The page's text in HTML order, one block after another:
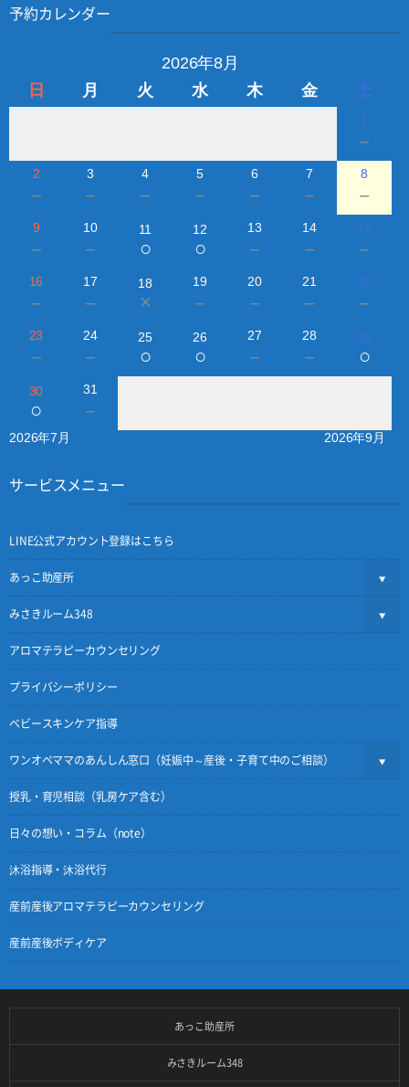
予約カレンダー
2026年8月
日
月 火 水 木 金 土
1
－
2
－
3
－
4
－
5
－
6
－
7
－
8
－
9
－
10
－
11
○
12
○
13
－
14
－
15
－
16
－
17
－
18
×
19
－
20
－
21
－
22
－
23
－
24
－
25
○
26
○
27
－
28
－
29
○
30
○
31
－
2026年7月 2026年9月
サービスメニュー
LINE公式アカウント登録はこちら
あっこ助産所
みさきルーム348
アロマテラピーカウンセリング
プライバシーポリシー
ベビースキンケア指導
ワンオペママのあんしん窓口（妊娠中～産後・子育て中のご相談）
授乳・育児相談（乳房ケア含む）
日々の想い・コラム（note）
沐浴指導・沐浴代行
産前産後アロマテラピーカウンセリング
産前産後ボディケア
あっこ助産所
みさきルーム348